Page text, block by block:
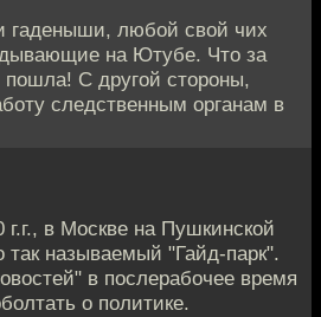
гаденыши, любой свой чих
на Ютубе. Что за
пошла! С другой стороны,
следственным органам в
г.г., в Москве на Пушкинской
называемый "Гайд-парк".
в послерабочее время
о политике.